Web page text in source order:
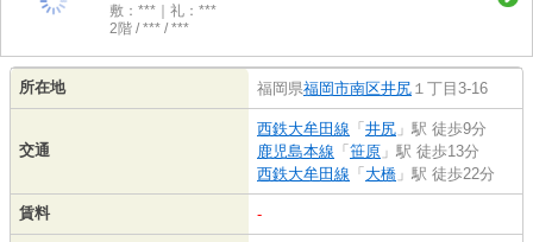
敷：***｜礼：***
2階 / *** / ***
所在地 福岡県福岡市南区井尻 １丁目3-16
交通
西鉄大牟田線 「 井尻 」駅 徒歩9分
鹿児島本線 「 笹原 」駅 徒歩13分
西鉄大牟田線 「 大橋 」駅 徒歩22分
賃料 -